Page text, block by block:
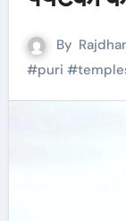
By
#puri #